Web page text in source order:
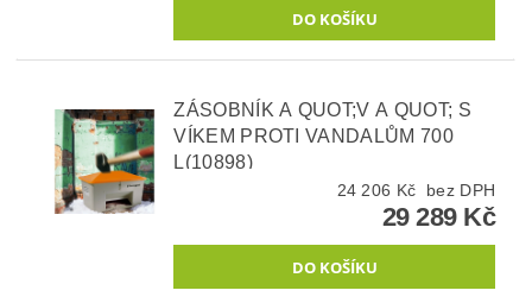
ZÁSOBNÍK A QUOT;V A QUOT; S
VÍKEM PROTI VANDALŮM 700
L(10898)
24 206 Kč bez DPH
29 289 Kč